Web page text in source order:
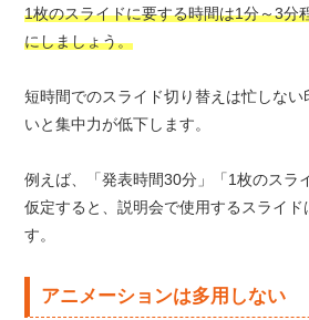
1枚のスライドに要する時間は1分～3分
にしましょう。
短時間でのスライド切り替えは忙しな
いと集中力が低下します。
例えば、「発表時間30分」「1枚のスラ
仮定すると、説明会で使用するスライド
す。
アニメーションは多用しない